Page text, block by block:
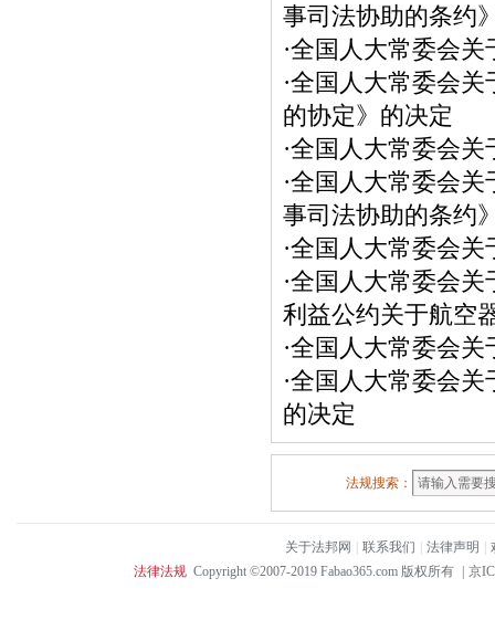
事司法协助的条约
·全国人大常委会关
·全国人大常委会关
的协定》的决定
·全国人大常委会关
·全国人大常委会关
事司法协助的条约
·全国人大常委会关
·全国人大常委会关
利益公约关于航空
·全国人大常委会关
·全国人大常委会关
的决定
法规搜索：
关于法邦网 联系我们 法律声明
法律法规 Copyright ©2007-2019 Fabao365.com 版权所有 京